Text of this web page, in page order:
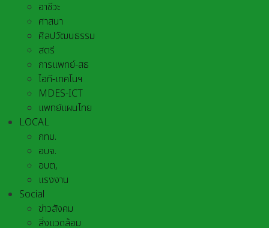
อาชีวะ
ศาสนา
ศิลปวัฒนธรรม
สตรี
การแพทย์-สธ
ไอที-เทคโนฯ
MDES-ICT
แพทย์แผนไทย
LOCAL
กทม.
อบจ.
อบต,
แรงงาน
Social
ข่าวสังคม
สิ่งแวดล้อม